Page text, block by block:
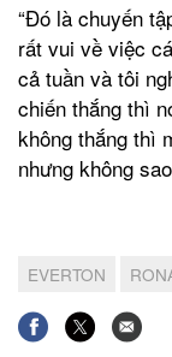
“Đó là chuyến
rất vui về việc
cả tuần và tôi
chiến thắng thì
không thắng thì
nhưng không
EVERTON